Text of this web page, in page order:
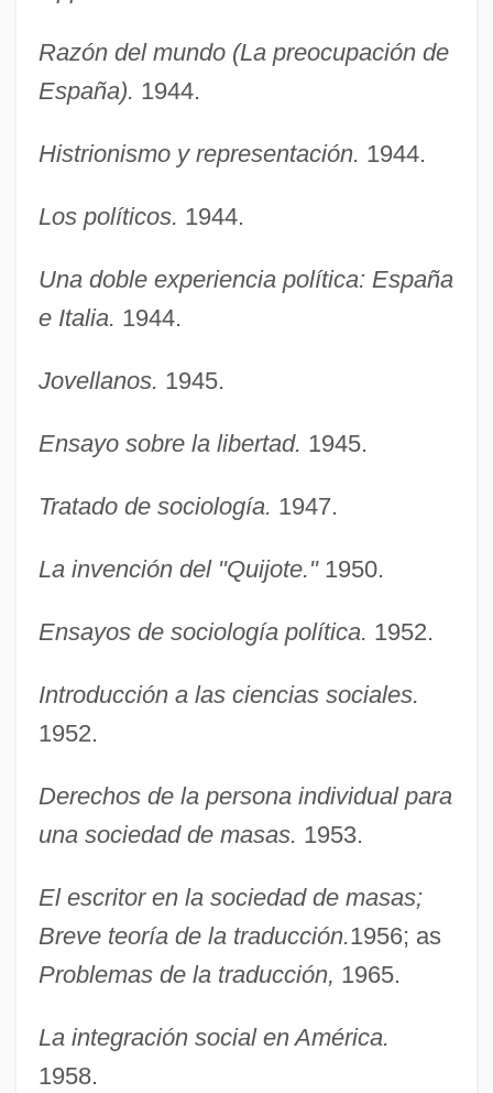
Razón del mundo (La preocupación de
España). 1944.
Histrionismo y representación. 1944.
Los políticos. 1944.
Una doble experiencia política: España
e Italia. 1944.
Jovellanos. 1945.
Ensayo sobre la libertad. 1945.
Tratado de sociología. 1947.
La invención del "Quijote."1950.
Ensayos de sociología política. 1952.
Introducción a las ciencias sociales.
1952.
Derechos de la persona individual para
una sociedad de masas. 1953.
El escritor en la sociedad de masas;
Breve teoría de la traducción.1956; as
Problemas de la traducción, 1965.
La integración social en América.
1958.